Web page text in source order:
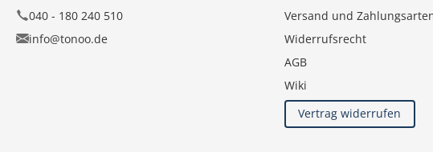
040 - 180 240 510
info@tonoo.de
Versand und
Widerrufsrecht
AGB
Wiki
Vertrag widerrufen